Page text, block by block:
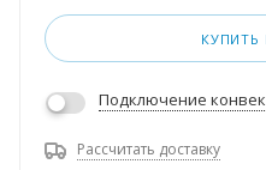
КУПИТЬ
Подключение
Рассчитать доставку